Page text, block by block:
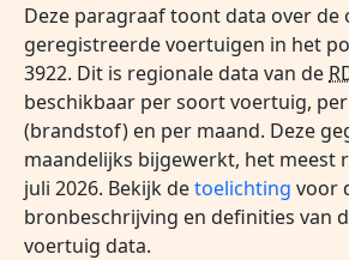
Deze paragraaf toont data over de
geregistreerde voertuigen in het
3922. Dit is regionale data van de
beschikbaar per soort voertuig,
(brandstof) en per maand. Deze
maandelijks bijgewerkt, het meest
juli 2026. Bekijk detoelichting voor
bronbeschrijving en definities van
voertuig data.